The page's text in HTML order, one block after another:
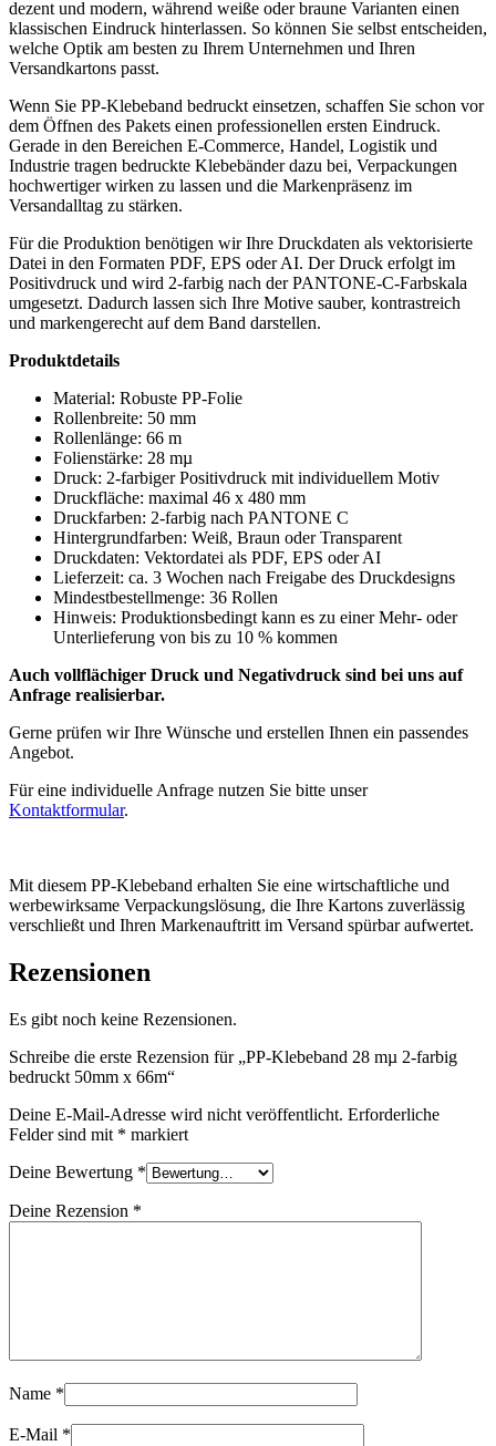
dezent und modern, während weiße oder braune Varianten einen
klassischen Eindruck hinterlassen. So können Sie selbst entscheiden,
welche Optik am besten zu Ihrem Unternehmen und Ihren
Versandkartons passt.
Wenn Sie PP-Klebeband bedruckt einsetzen, schaffen Sie schon vor
dem Öffnen des Pakets einen professionellen ersten Eindruck.
Gerade in den Bereichen E-Commerce, Handel, Logistik und
Industrie tragen bedruckte Klebebänder dazu bei, Verpackungen
hochwertiger wirken zu lassen und die Markenpräsenz im
Versandalltag zu stärken.
Für die Produktion benötigen wir Ihre Druckdaten als vektorisierte
Datei in den Formaten PDF, EPS oder AI. Der Druck erfolgt im
Positivdruck und wird 2-farbig nach der PANTONE-C-Farbskala
umgesetzt. Dadurch lassen sich Ihre Motive sauber, kontrastreich
und markengerecht auf dem Band darstellen.
Produktdetails
Material: Robuste PP-Folie
Rollenbreite: 50 mm
Rollenlänge: 66 m
Folienstärke: 28 mµ
Druck: 2-farbiger Positivdruck mit individuellem Motiv
Druckfläche: maximal 46 x 480 mm
Druckfarben: 2-farbig nach PANTONE C
Hintergrundfarben: Weiß, Braun oder Transparent
Druckdaten: Vektordatei als PDF, EPS oder AI
Lieferzeit: ca. 3 Wochen nach Freigabe des Druckdesigns
Mindestbestellmenge: 36 Rollen
Hinweis: Produktionsbedingt kann es zu einer Mehr- oder
Unterlieferung von bis zu 10 % kommen
Auch vollflächiger Druck und Negativdruck sind bei uns auf
Anfrage realisierbar.
Gerne prüfen wir Ihre Wünsche und erstellen Ihnen ein passendes
Angebot.
Für eine individuelle Anfrage nutzen Sie bitte unser
Kontaktformular.
Mit diesem PP-Klebeband erhalten Sie eine wirtschaftliche und
werbewirksame Verpackungslösung, die Ihre Kartons zuverlässig
verschließt und Ihren Markenauftritt im Versand spürbar aufwertet.
Rezensionen
Es gibt noch keine Rezensionen.
Schreibe die erste Rezension für „PP-Klebeband 28 mµ 2-farbig
bedruckt 50mm x 66m“
Deine E-Mail-Adresse wird nicht veröffentlicht. Erforderliche
Felder sind mit * markiert
Deine Bewertung *
Deine Rezension *
Name *
E-Mail *